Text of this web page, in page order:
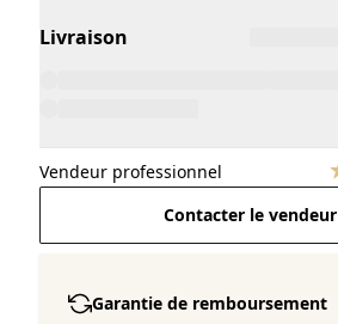
Livraison
Vendeur professionnel
Contacter le vendeur
Garantie de remboursement